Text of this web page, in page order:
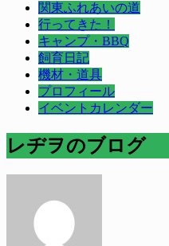
関東ふれあいの道
行ってきた！
キャンプ・BBQ
飼育日記
機材・道具
プロフィール
イベントカレンダー
レヂヲのブログ